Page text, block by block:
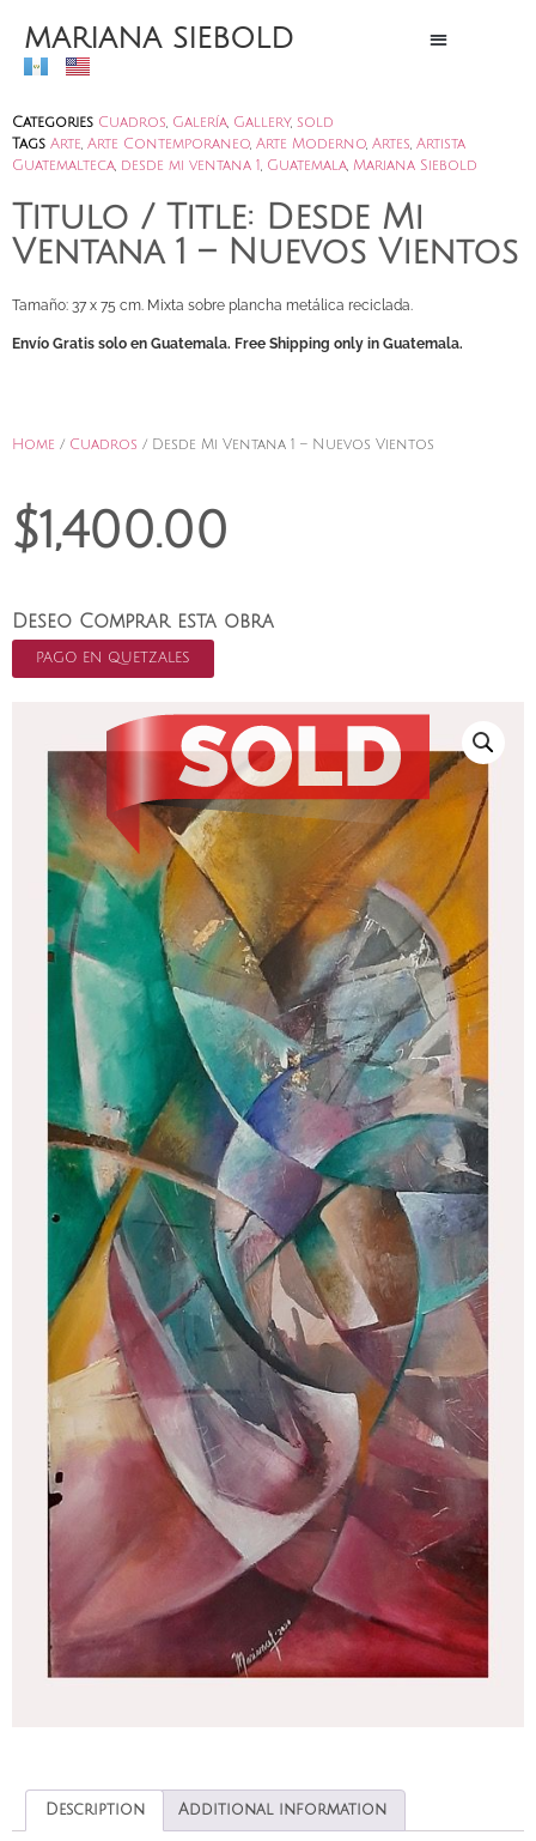
MARIANA SIEBOLD
Categories Cuadros, Galería, Gallery, sold
Tags Arte, Arte Contemporaneo, Arte Moderno, Artes, Artista
Guatemalteca, desde mi ventana 1, Guatemala, Mariana Siebold
Titulo / Title: Desde Mi
Ventana 1 – Nuevos Vientos
Tamaño: 37 x 75 cm. Mixta sobre plancha metálica reciclada.
Envío Gratis solo en Guatemala. Free Shipping only in Guatemala.
Home / Cuadros / Desde Mi Ventana 1 – Nuevos Vientos
$1,400.00
Deseo Comprar esta obra
PAGO EN QUETZALES
Description Additional information